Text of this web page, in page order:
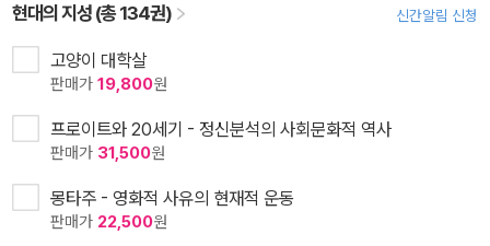
현대의 지성 (총 134권) 신간알림 신청
고양이 대학살
판매가 19,800원
프로이트와 20세기 - 정신분석의 사회문화적 역사
판매가 31,500원
몽타주 - 영화적 사유의 현재적 운동
판매가 22,500원